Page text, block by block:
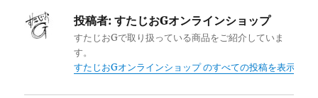
投稿者: すたじおGオンラインショップ
すたじおGで取り扱っている商品をご紹介していま
す。
すたじおGオンラインショップ のすべての投稿を表示